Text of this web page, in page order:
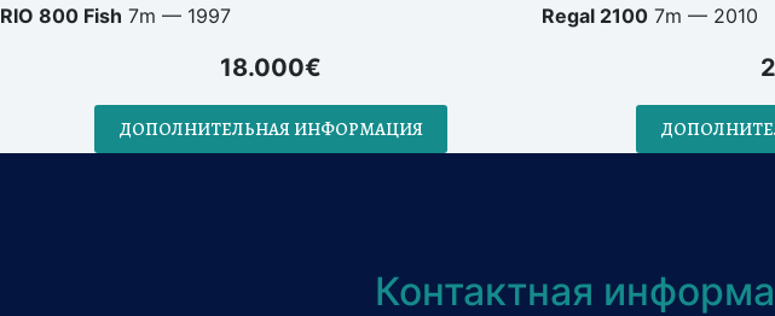
RIO 800 Fish 7m — 1997
18.000€
ДОПОЛНИТЕЛЬНАЯ ИНФОРМАЦИЯ
Regal 2100 7m — 2010
Контактная